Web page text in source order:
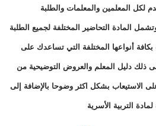
لكل المعلمين والمعلمات والطلبة
المادة التحاضير المختلفة لجميع الطلبة
بكافة أنواعها المختلفة التي تساعدك على
ذلك دليل المعلم والعروض التوضيحية من
الاستيعاب بشكل اكثر وضوحا بالإضافة إلى
التربية الأسرية